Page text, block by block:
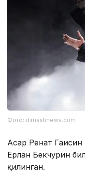
Фото: dimashnews.com
Асар Ренат
Ерлан Бекчурин
қилинган.